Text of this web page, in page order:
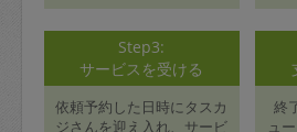
Step3:
サービスを受ける
依頼予約した日時にタスカ
ジさんを迎え入れ、サービ
終
ュ